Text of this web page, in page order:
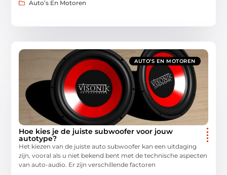
Auto’s En Motoren
AUTO’S EN MOTOREN
Hoe kies je de juiste subwoofer voor jouw
autotype?
Het kiezen van de juiste auto subwoofer kan een uitdaging
zijn, vooral als u niet bekend bent met de technische aspecten
van auto-audio. Er zijn verschillende factoren